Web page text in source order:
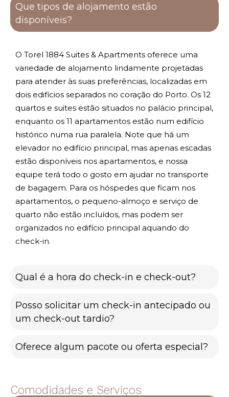
Que tipos de alojamento estão
disponíveis?
O Torel 1884 Suites & Apartments oferece uma
variedade de alojamento lindamente projetadas
para atender às suas preferências, localizadas em
dois edifícios separados no coração do Porto. Os 12
quartos e suites estão situados no palácio principal,
enquanto os 11 apartamentos estão num edifício
histórico numa rua paralela. Note que há um
elevador no edifício principal, mas apenas escadas
estão disponíveis nos apartamentos, e nossa
equipe terá todo o gosto em ajudar no transporte
de bagagem. Para os hóspedes que ficam nos
apartamentos, o pequeno-almoço e serviço de
quarto não estão incluídos, mas podem ser
organizados no edifício principal aquando do
check-in.
Qual é a hora do check-in e check-out?
Posso solicitar um check-in antecipado ou
um check-out tardio?
Oferece algum pacote ou oferta especial?
Comodidades e Serviços